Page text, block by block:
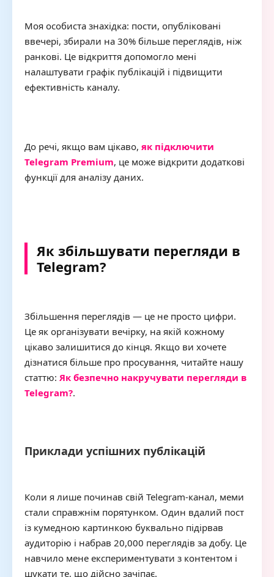
Моя особиста знахідка: пости, опубліковані
ввечері, збирали на 30% більше переглядів, ніж
ранкові. Це відкриття допомогло мені
налаштувати графік публікацій і підвищити
ефективність каналу.
До речі, якщо вам цікаво, як підключити
Telegram Premium, це може відкрити додаткові
функції для аналізу даних.
Як збільшувати перегляди в
Telegram?
Збільшення переглядів — це не просто цифри.
Це як організувати вечірку, на якій кожному
цікаво залишитися до кінця. Якщо ви хочете
дізнатися більше про просування, читайте нашу
статтю: Як безпечно накручувати перегляди в
Telegram?.
Приклади успішних публікацій
Коли я лише починав свій Telegram-канал, меми
стали справжнім порятунком. Один вдалий пост
із кумедною картинкою буквально підірвав
аудиторію і набрав 20,000 переглядів за добу. Це
навчило мене експериментувати з контентом і
шукати те, що дійсно зачіпає.